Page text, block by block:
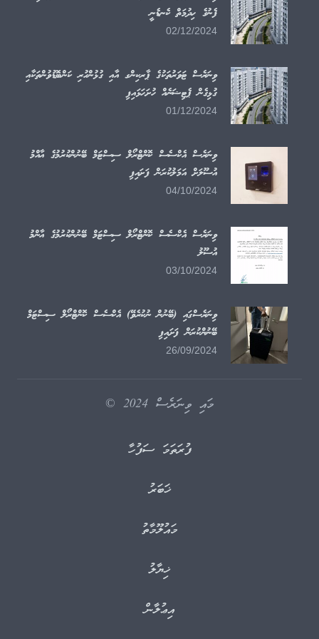
ފެނުގެ ހިދުމަތް ކެނޑެނީ
02/12/2024
ވިނަރެސް ޓަވަރުތަކުގެ ޕާރކިންގ އާއި ގުޅުންހުރި ކަންބޮޑުވުންތަކާއި
ގުޅިގެން ޕެޓިޝަނެއް ހުށަހަޅައިފި
01/12/2024
ވިނަރެސް އެކްސެސް ކޮންޓްރޯލް ސިސްޓަމް ބޭނުންކުރުމުގެ އާއްމު
އުސޫލަށް އަމަލުކުރަން ފަށައިފި
04/10/2024
ވިނަރެސް އެކްސެސް ކޮންޓްރޯލް ސިސްޓަމް ބޭނުންކުރުމުގެ އާންމު
އުސޫލު
03/10/2024
ވިނަރެސްގައި (ބޭނުން ނުކުރެވޭ) އެކްސެސް ކޮންޓްރޯލް ސިސްޓަމް
ބޭނުންކުރަން ފަށައިފި
26/09/2024
މައި ވިނަރެސް 2024 ©
ފުރަތަމަ ސަފުހާ
ޚަބަރު
މައުލޫމާތު
ޚިޔާލު
އިޢުލާން